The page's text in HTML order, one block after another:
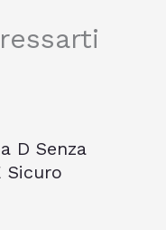
D Senza
Sicuro